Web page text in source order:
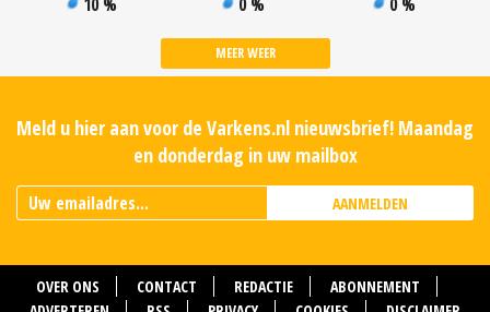
MEER WEER
Meld u hier aan voor de Varkens.nl nieuwsbrief! Maandag
en donderdag in uw mailbox
AANMELDEN
OVER ONS CONTACT REDACTIE
ABONNEMENT